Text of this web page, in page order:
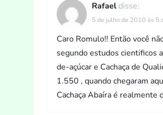
Rafael disse:
5 de julho de 2010 às 5
Caro Romulo!! Então você
segundo estudos cientificos
de-açúcar e Cachaça de
1.550 , quando chegaram
Cachaça Abaíra é realmente